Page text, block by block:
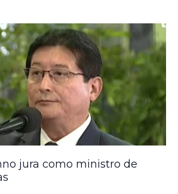
jura como ministro de